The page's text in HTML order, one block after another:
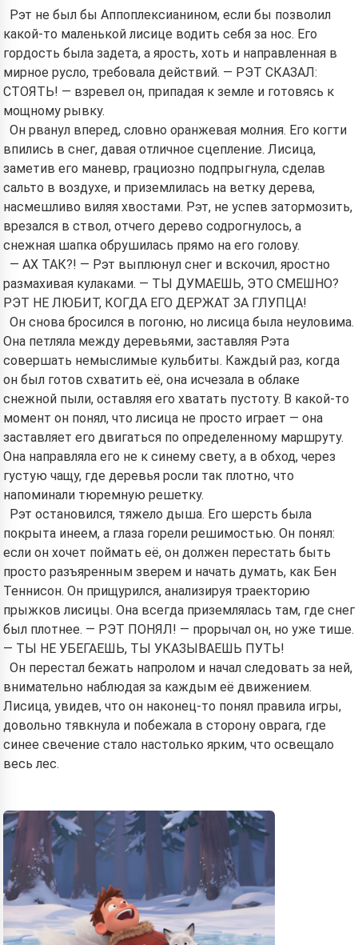
Рэт не был бы Аппоплексианином, если бы позволил
какой-то маленькой лисице водить себя за нос. Его
гордость была задета, а ярость, хоть и направленная в
мирное русло, требовала действий. — РЭТ СКАЗАЛ:
СТОЯТЬ! — взревел он, припадая к земле и готовясь к
мощному рывку.
Он рванул вперед, словно оранжевая молния. Его когти
впились в снег, давая отличное сцепление. Лисица,
заметив его маневр, грациозно подпрыгнула, сделав
сальто в воздухе, и приземлилась на ветку дерева,
насмешливо виляя хвостами. Рэт, не успев затормозить,
врезался в ствол, отчего дерево содрогнулось, а
снежная шапка обрушилась прямо на его голову.
— АХ ТАК?! — Рэт выплюнул снег и вскочил, яростно
размахивая кулаками. — ТЫ ДУМАЕШЬ, ЭТО СМЕШНО?
РЭТ НЕ ЛЮБИТ, КОГДА ЕГО ДЕРЖАТ ЗА ГЛУПЦА!
Он снова бросился в погоню, но лисица была неуловима.
Она петляла между деревьями, заставляя Рэта
совершать немыслимые кульбиты. Каждый раз, когда
он был готов схватить её, она исчезала в облаке
снежной пыли, оставляя его хватать пустоту. В какой-то
момент он понял, что лисица не просто играет — она
заставляет его двигаться по определенному маршруту.
Она направляла его не к синему свету, а в обход, через
густую чащу, где деревья росли так плотно, что
напоминали тюремную решетку.
Рэт остановился, тяжело дыша. Его шерсть была
покрыта инеем, а глаза горели решимостью. Он понял:
если он хочет поймать её, он должен перестать быть
просто разъяренным зверем и начать думать, как Бен
Теннисон. Он прищурился, анализируя траекторию
прыжков лисицы. Она всегда приземлялась там, где снег
был плотнее. — РЭТ ПОНЯЛ! — прорычал он, но уже тише.
— ТЫ НЕ УБЕГАЕШЬ, ТЫ УКАЗЫВАЕШЬ ПУТЬ!
Он перестал бежать напролом и начал следовать за ней,
внимательно наблюдая за каждым её движением.
Лисица, увидев, что он наконец-то понял правила игры,
довольно тявкнула и побежала в сторону оврага, где
синее свечение стало настолько ярким, что освещало
весь лес.